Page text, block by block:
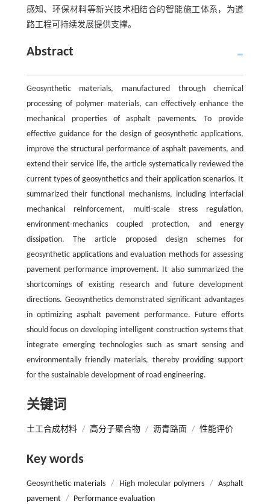
感知、环保材料等新兴技术相结合的智能施工体系，为道
路工程可持续发展提供支撑。
Abstract
Geosynthetic materials, manufactured through chemical
processing of polymer materials, can effectively enhance the
mechanical properties of asphalt pavements. To provide
effective guidance for the design of geosynthetic applications,
improve the structural performance of asphalt pavements, and
extend their service life, the article systematically reviewed the
current types of geosynthetics and their application scenarios. It
summarized their functional mechanisms, including interfacial
mechanical reinforcement, multi-scale stress regulation,
environment-mechanics coupled protection, and energy
dissipation. The article proposed design schemes for
geosynthetic applications and evaluation methods for assessing
pavement performance improvement. It also summarized the
shortcomings of existing research and future development
directions. Geosynthetics demonstrated significant advantages
in optimizing asphalt pavement performance. Future efforts
should focus on developing intelligent construction systems that
integrate emerging technologies such as smart sensing and
environmentally friendly materials, thereby providing support
for the sustainable development of road engineering.
关键词
土工合成材料 / 高分子聚合物 / 沥青路面 / 性能评价
Key words
Geosynthetic materials / High molecular polymers /
Asphalt
pavement / Performance evaluation